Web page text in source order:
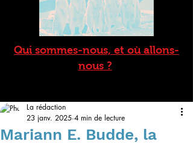
Qui sommes-nous, et où allons-
nous ?
Mariann E. Budde, la
La rédaction
23 janv. 2025 4 min de lecture